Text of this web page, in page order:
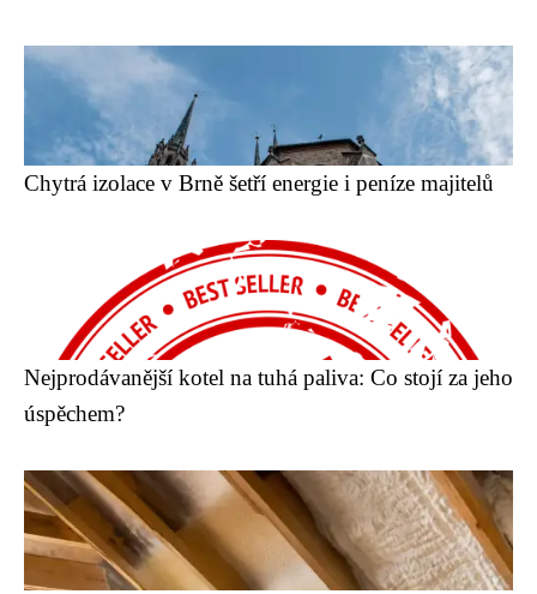
Chytrá izolace v Brně šetří energie i peníze majitelů
Nejprodávanější kotel na tuhá paliva: Co stojí za jeho
úspěchem?